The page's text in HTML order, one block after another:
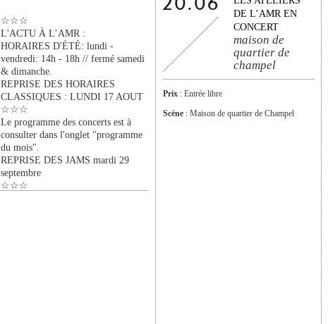
☆☆☆
L'ACTU À L’AMR :
HORAIRES D'ÉTÉ: lundi -
vendredi: 14h - 18h // fermé samedi
& dimanche.
REPRISE DES HORAIRES
CLASSIQUES : LUNDI 17 AOUT
☆☆☆
Le programme des concerts est à
consulter dans l'onglet "programme
du mois".
REPRISE DES JAMS mardi 29
septembre
☆☆☆
20.06
DE L’AMR EN
CONCERT
maison de
quartier de
champel
Prix : Entrée libre
Scène : Maison de quartier de Champel